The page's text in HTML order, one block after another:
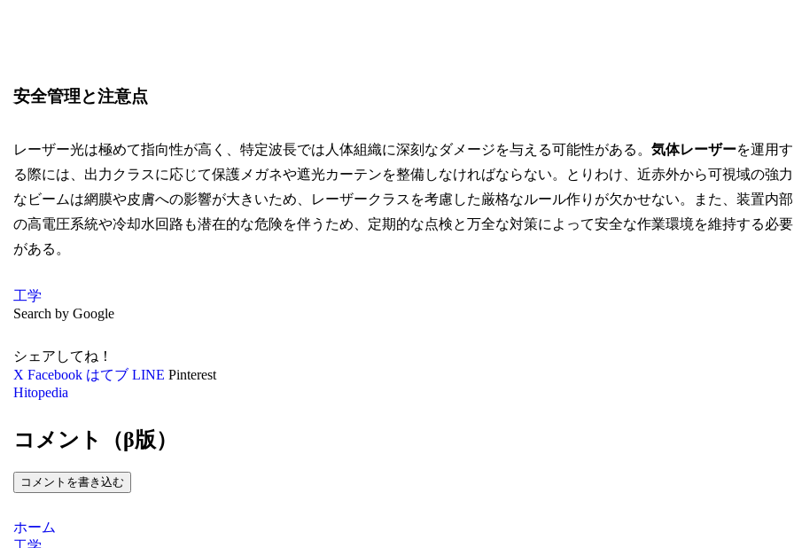
安全管理と注意点
レーザー光は極めて指向性が高く、特定波長では人体組織に深刻なダメージを与える可能性がある。 気体レーザーを運用す
る際には、出力クラスに応じて保護メガネや遮光カーテンを整備しなければならない。とりわけ、近赤外から可視域の強力
なビームは網膜や皮膚への影響が大きいため、レーザークラスを考慮した厳格なルール作りが欠かせない。また、装置内部
の高電圧系統や冷却水回路も潜在的な危険を伴うため、定期的な点検と万全な対策によって安全な作業環境を維持する必要
がある。
工学
Search by Google
シェアしてね！
X Facebook はてブ LINE Pinterest
Hitopedia
コメント（β版）
コメントを書き込む
ホーム